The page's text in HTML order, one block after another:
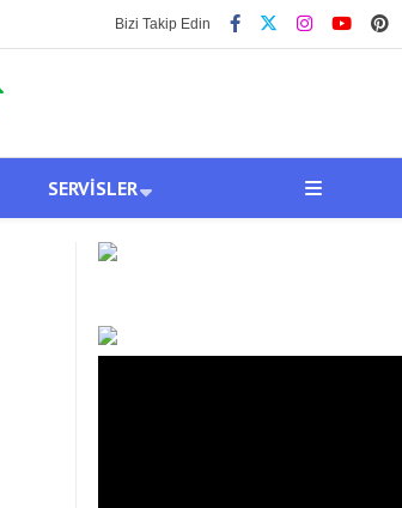
Bizi Takip Edin
SERVISLER